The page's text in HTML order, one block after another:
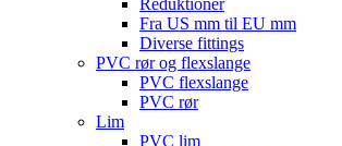
Reduktioner
Fra US mm til EU mm
Diverse fittings
PVC rør og flexslange
PVC flexslange
PVC rør
Lim
PVC lim